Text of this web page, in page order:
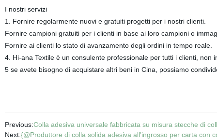
I nostri servizi
1. Fornire regolarmente nuovi e gratuiti progetti per i nostri clienti.
Fornire campioni gratuiti per i clienti in base ai loro campioni o
Fornire ai clienti lo stato di avanzamento degli ordini in tempo reale.
4. Hi-ana Textile è un consulente professionale per tutti i clienti, non
5 se avete bisogno di acquistare altri beni in Cina, possiamo
Previous:Colla adesiva universale fabbricata su misura stecche di
Next:{@Produttore di colla solida adesiva all′ingrosso per carta con